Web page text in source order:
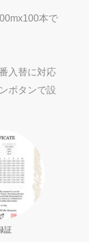
本で
入替に対応
ボタンで設
証